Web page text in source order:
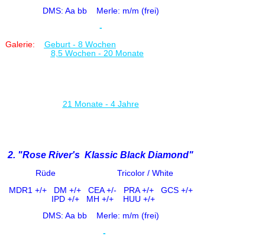
DMS: Aa bb Merle: m/m (frei)
-
Galerie: Geburt - 8 Wochen
8,5 Wochen - 20 Monate
21 Monate - 4 Jahre
2. "Rose River's Klassic Black Diamond"
Rüde Tricolor / White
MDR1 +/+ DM +/+ CEA +/-
PRA +/+ GCS +/+
IPD +/+MH +/+ HUU +/+
DMS: Aa bbMerle: m/m (frei)
-